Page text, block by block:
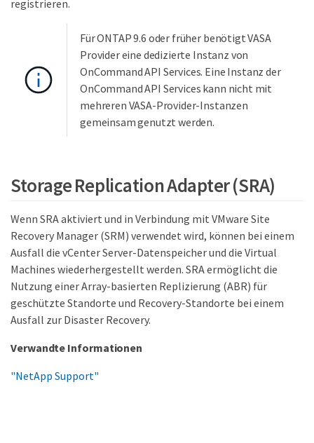
registrieren.
Für ONTAP 9.6 oder früher benötigt VASA
Provider eine dedizierte Instanz von
OnCommand API Services. Eine Instanz der
OnCommand API Services kann nicht mit
mehreren VASA-Provider-Instanzen
gemeinsam genutzt werden.
Storage Replication Adapter (SRA)
Wenn SRA aktiviert und in Verbindung mit VMware Site
Recovery Manager (SRM) verwendet wird, können bei einem
Ausfall die vCenter Server-Datenspeicher und die Virtual
Machines wiederhergestellt werden. SRA ermöglicht die
Nutzung einer Array-basierten Replizierung (ABR) für
geschützte Standorte und Recovery-Standorte bei einem
Ausfall zur Disaster Recovery.
Verwandte Informationen
"NetApp Support"